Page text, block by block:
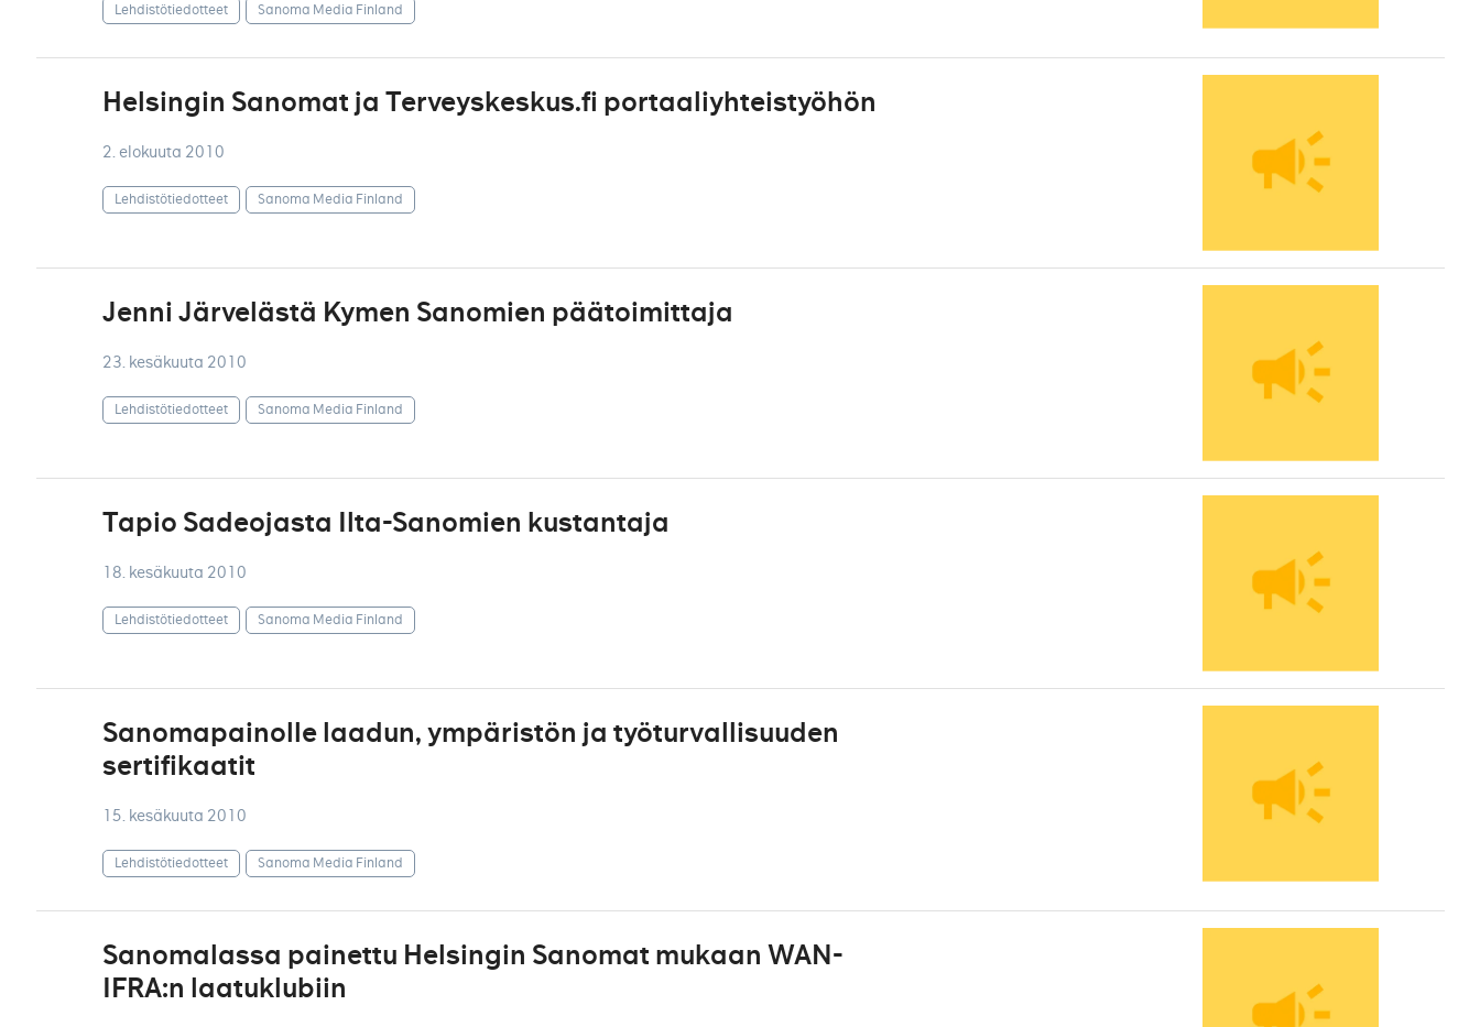
Lehdistötiedotteet Sanoma Media Finland
Helsingin Sanomat ja Terveyskeskus.fi portaaliyhteistyöhön
2. elokuuta 2010
Lehdistötiedotteet Sanoma Media Finland
Jenni Järvelästä Kymen Sanomien päätoimittaja
23. kesäkuuta 2010
Lehdistötiedotteet Sanoma Media Finland
Tapio Sadeojasta Ilta-Sanomien kustantaja
18. kesäkuuta 2010
Lehdistötiedotteet Sanoma Media Finland
Sanomapainolle laadun, ympäristön ja työturvallisuuden
sertifikaatit
15. kesäkuuta 2010
Lehdistötiedotteet Sanoma Media Finland
Sanomalassa painettu Helsingin Sanomat mukaan WAN-
IFRA:n laatuklubiin